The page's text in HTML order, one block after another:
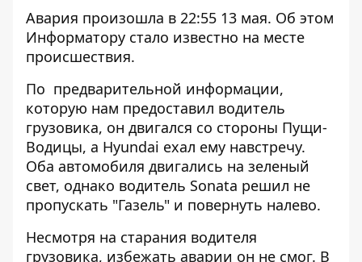
Авария произошла в 22:55 13 мая. Об этом
Информатору стало известно на месте
происшествия.
По предварительной информации,
которую нам предоставил водитель
грузовика, он двигался со стороны Пущи-
Водицы, а Hyundai ехал ему навстречу.
Оба автомобиля двигались на зеленый
свет, однако водитель Sonata решил не
пропускать "Газель" и повернуть налево.
Несмотря на старания водителя
грузовика, избежать аварии он не смог. В